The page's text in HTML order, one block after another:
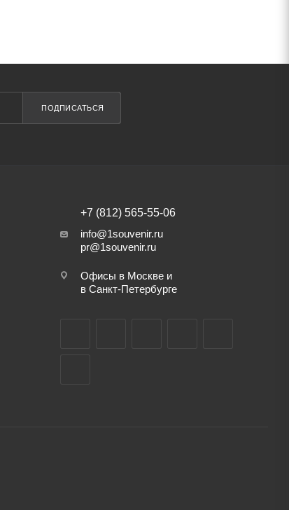
ПОДПИСАТЬСЯ
+7 (812) 565-55-06
info@1souvenir.ru
pr@1souvenir.ru
Офисы в Москве и
в Санкт-Петербурге